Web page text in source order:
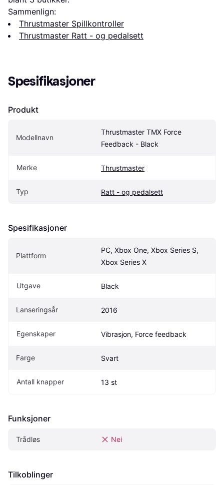
Sammenlign:
Thrustmaster Spillkontroller
Thrustmaster Ratt - og pedalsett
Spesifikasjoner
Produkt
Modellnavn
Thrustmaster TMX Force
Feedback - Black
Merke Thrustmaster
Typ Ratt - og pedalsett
Spesifikasjoner
Plattform
PC, Xbox One, Xbox Series S,
Xbox Series X
Utgave Black
Lanseringsår 2016
Egenskaper Vibrasjon, Force feedback
Farge Svart
Antall knapper 13 st
Funksjoner
Trådløs Nei
Tilkoblinger